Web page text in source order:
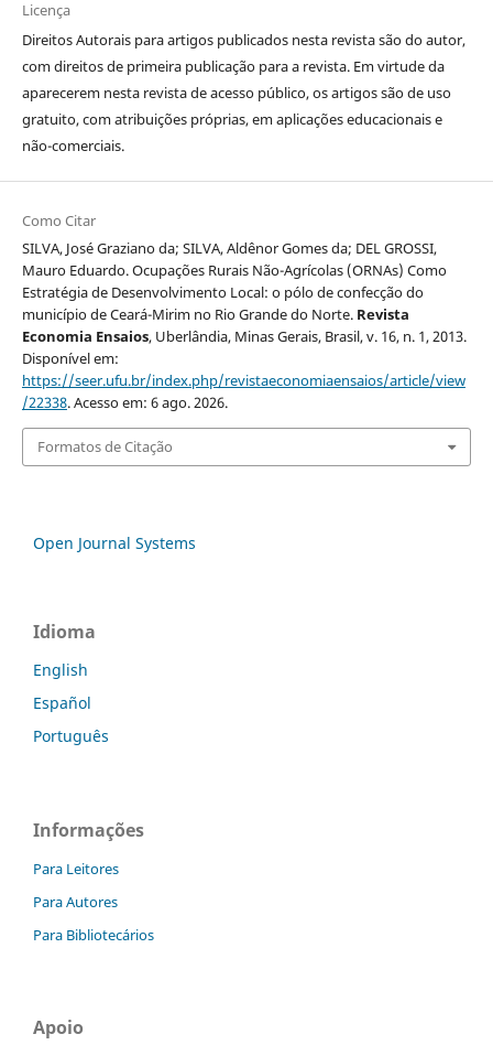
Licença
Direitos Autorais para artigos publicados nesta revista são do autor,
com direitos de primeira publicação para a revista. Em virtude da
aparecerem nesta revista de acesso público, os artigos são de uso
gratuito, com atribuições próprias, em aplicações educacionais e
não-comerciais.
Como Citar
SILVA, José Graziano da; SILVA, Aldênor Gomes da; DEL GROSSI,
Mauro Eduardo. Ocupações Rurais Não-Agrícolas (ORNAs) Como
Estratégia de Desenvolvimento Local: o pólo de confecção do
município de Ceará-Mirim no Rio Grande do Norte. Revista
Economia Ensaios, Uberlândia, Minas Gerais, Brasil, v. 16, n. 1, 2013.
Disponível em:
https://seer.ufu.br/index.php/revistaeconomiaensaios/article/view
/22338. Acesso em: 6 ago. 2026.
Formatos de Citação
Open Journal Systems
Idioma
English
Español
Português
Informações
Para Leitores
Para Autores
Para Bibliotecários
Apoio